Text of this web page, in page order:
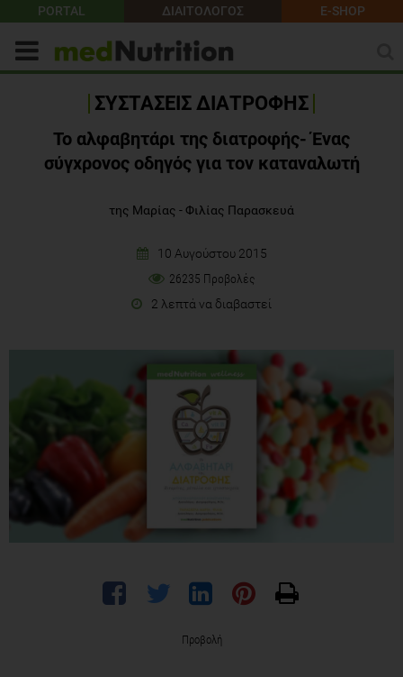
PORTAL ΔΙΑΙΤΟΛΟΓΟΣ E-SHOP
ΣΥΣΤΑΣΕΙΣ ΔΙΑΤΡΟΦΗΣ
Το αλφαβητάρι της διατροφής- Ένας
σύγχρονος οδηγός για τον καταναλωτή
της Μαρίας - Φιλίας Παρασκευά
10 Αυγούστου 2015
26235 Προβολές
2 λεπτά να διαβαστεί
Προβολή